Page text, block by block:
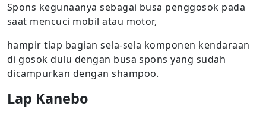
Spons kegunaanya sebagai busa penggosok pada
saat mencuci mobil atau motor,
hampir tiap bagian sela-sela komponen kendaraan
di gosok dulu dengan busa spons yang sudah
dicampurkan dengan shampoo.
Lap Kanebo